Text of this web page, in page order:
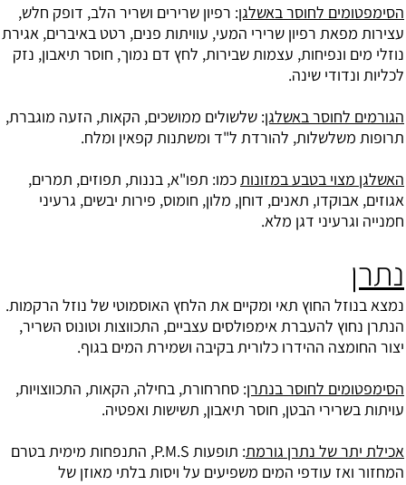
הסימפטומים לחוסר באשלגן: רפיון שרירים ושריר הלב, דופק חלש,
עצירות מפאת רפיון שרירי המעי, עוויתות פנים, רטט באיברים, אגירת
נוזלי מים ונפיחות, עצמות שבירות, לחץ דם נמוך, חוסר תיאבון, נזק
לכליות ונדודי שינה.
הגורמים לחוסר באשלגן: שלשולים ממושכים, הקאות, הזעה מוגברת,
תרופות משלשלות, להורדת ל"ד ומשתנות קפאין ומלח.
האשלגן מצוי בטבע במזונות כמו: תפו"א, בננות, תפוזים, תמרים,
אגוזים, אבוקדו, תאנים, דוחן, מלון, חומוס, פירות יבשים, גרעיני
חמנייה וגרעיני דגן מלא.
נתרן
נמצא בנוזל החוץ תאי ומקיים את הלחץ האוסמוטי של נוזל הרקמות.
הנתרן נחוץ להעברת אימפולסים עצביים, התכווצות וטונוס השריר,
יצור החומצה ההידרו כלורית בקיבה ושמירת המים בגוף.
הסימפטומים לחוסר בנתרן: סחרחורת, בחילה, הקאות, התכווצויות,
עויתות בשרירי הבטן, חוסר תיאבון, תשישות ואפטיה.
אכילת יתר של נתרן גורמת
: תופעות P.M.S, התנפחות מימית בטרם
המחזור ואז עודפי המים משפיעים על ויסות בלתי מאוזן של